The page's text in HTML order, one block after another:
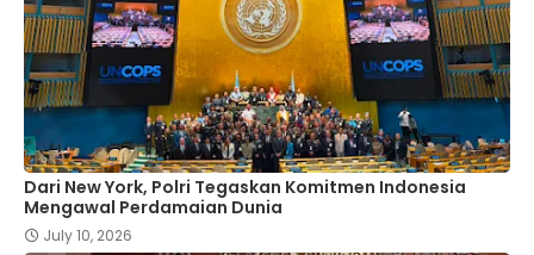
Dari New York, Polri Tegaskan Komitmen Indonesia
Mengawal Perdamaian Dunia
July 10, 2026